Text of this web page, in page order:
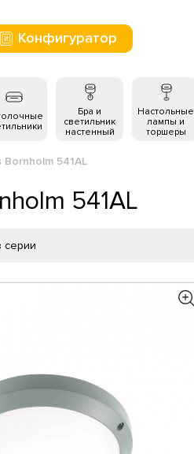
Конфигуратор
Бра и
светильник
настенный
Настольные
лампы и
торшеры
Bornholm 541AL
541AL
серии